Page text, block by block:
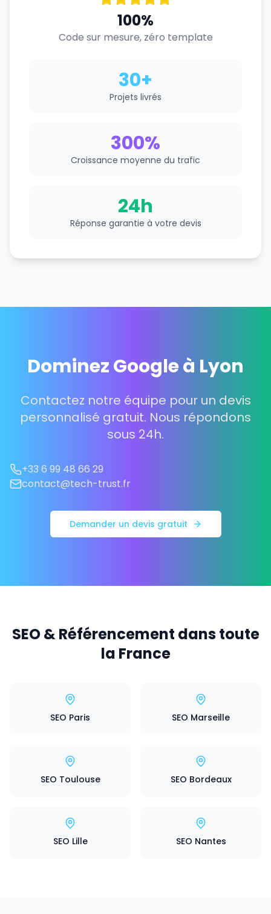
100%
Code sur mesure, zéro template
30+
Projets livrés
300%
Croissance moyenne du trafic
24h
Réponse garantie à votre devis
Dominez Google à Lyon
Contactez notre équipe pour un devis
personnalisé gratuit. Nous répondons
sous 24h.
+33 6 99 48 66 29
contact@tech-trust.fr
Demander un devis gratuit
SEO & Référencement dans toute
la France
SEO Paris SEO Marseille
SEO Toulouse SEO Bordeaux
SEO Lille SEO Nantes